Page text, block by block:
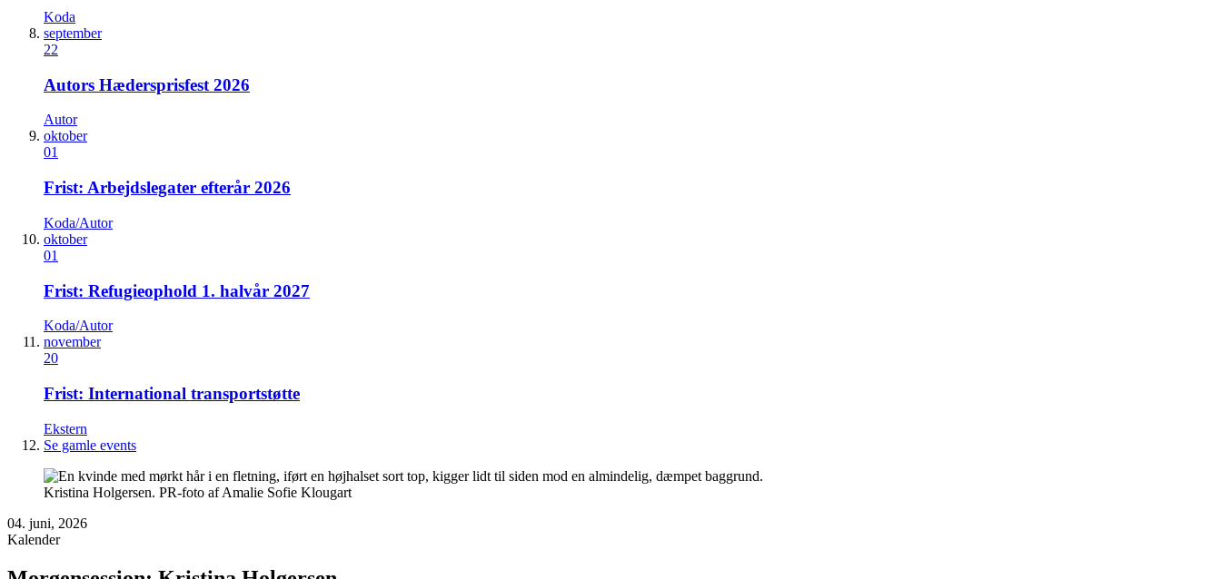
Koda
september
22
Autors Hædersprisfest 2026
Autor
oktober
01
Frist: Arbejdslegater efterår 2026
Koda/Autor
oktober
01
Frist: Refugieophold 1. halvår 2027
Koda/Autor
november
20
Frist: International transportstøtte
Ekstern
Se gamle events
Kristina Holgersen. PR-foto af Amalie Sofie Klougart
04. juni, 2026
Kalender